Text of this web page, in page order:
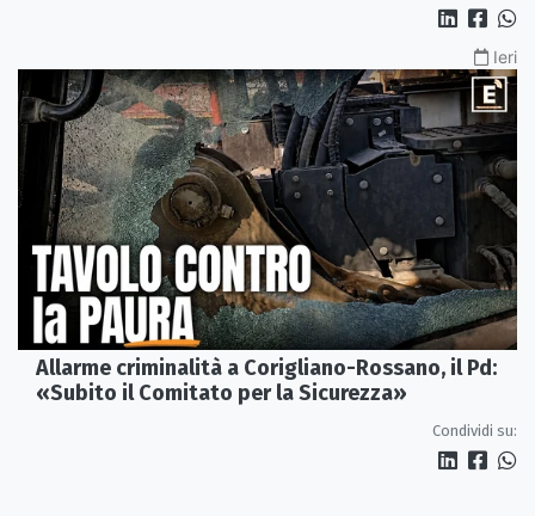
Ieri
Allarme criminalità a Corigliano-Rossano, il Pd:
«Subito il Comitato per la Sicurezza»
Condividi su: